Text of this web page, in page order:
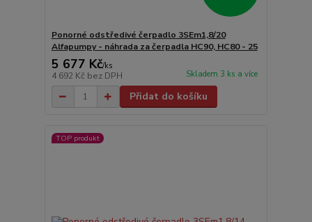
Ponorné odstředivé čerpadlo 3SEm1,8/20
Alfapumpy - náhrada za čerpadla HC90, HC80 - 25
5 677 Kč/ks
4 692 Kč bez DPH Skladem 3 ks a více
Přidat do košíku
TOP produkt